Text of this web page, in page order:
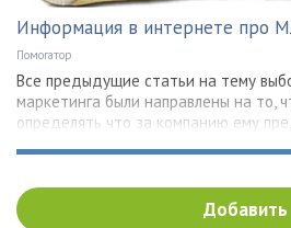
Информация в интернете про
Помогатор
Все предыдущие статьи на тему
маркетинга были направлены на то,
определять что за компанию ему
Добавить